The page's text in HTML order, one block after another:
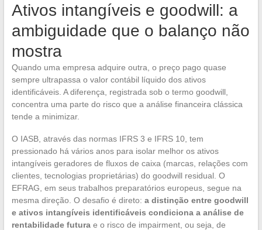
Ativos intangíveis e goodwill: a
ambiguidade que o balanço não
mostra
Quando uma empresa adquire outra, o preço pago quase
sempre ultrapassa o valor contábil líquido dos ativos
identificáveis. A diferença, registrada sob o termo goodwill,
concentra uma parte do risco que a análise financeira clássica
tende a minimizar.
O IASB, através das normas IFRS 3 e IFRS 10, tem
pressionado há vários anos para isolar melhor os ativos
intangíveis geradores de fluxos de caixa (marcas, relações com
clientes, tecnologias proprietárias) do goodwill residual. O
EFRAG, em seus trabalhos preparatórios europeus, segue na
mesma direção. O desafio é direto: a distinção entre goodwill
e ativos intangíveis identificáveis condiciona a análise de
rentabilidade futurae o risco de impairment, ou seja, de